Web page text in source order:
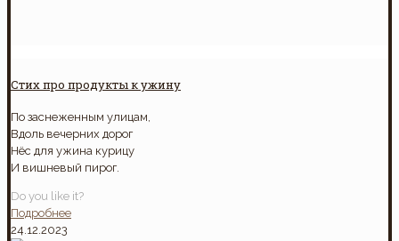
Стих про продукты к ужину
По заснеженным улицам,
Вдоль вечерних дорог
Нёс для ужина курицу
И вишневый пирог.
Do you like it?
Подробнее
24.12.2023